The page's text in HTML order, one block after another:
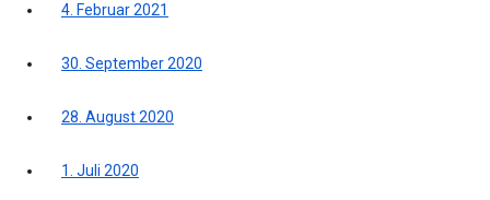
4. Februar 2021
30. September 2020
28. August 2020
1. Juli 2020